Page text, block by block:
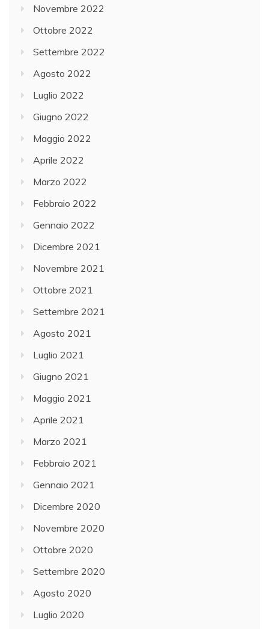
Novembre 2022
Ottobre 2022
Settembre 2022
Agosto 2022
Luglio 2022
Giugno 2022
Maggio 2022
Aprile 2022
Marzo 2022
Febbraio 2022
Gennaio 2022
Dicembre 2021
Novembre 2021
Ottobre 2021
Settembre 2021
Agosto 2021
Luglio 2021
Giugno 2021
Maggio 2021
Aprile 2021
Marzo 2021
Febbraio 2021
Gennaio 2021
Dicembre 2020
Novembre 2020
Ottobre 2020
Settembre 2020
Agosto 2020
Luglio 2020